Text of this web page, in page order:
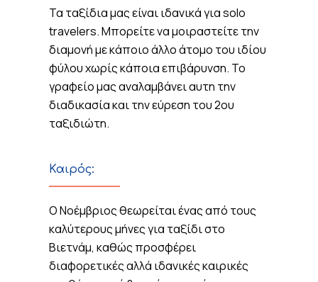
Τα ταξίδια μας είναι ιδανικά για solo
travelers. Μπορείτε να μοιραστείτε την
διαμονή με κάποιο άλλο άτομο του ιδίου
φύλου χωρίς κάποια επιβάρυνση. Το
γραφείο μας αναλαμβάνει αυτη την
διαδικασία και την εύρεση του 2ου
ταξιδιώτη.
Καιρός:
Ο Νοέμβριος θεωρείται ένας από τους
καλύτερους μήνες για ταξίδι στο
Βιετνάμ, καθώς προσφέρει
διαφορετικές αλλά ιδανικές καιρικές